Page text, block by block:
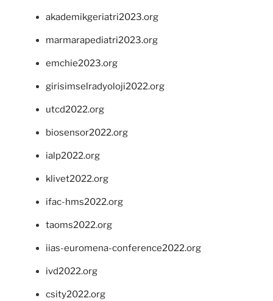
akademikgeriatri2023.org
marmarapediatri2023.org
emchie2023.org
girisimselradyoloji2022.org
utcd2022.org
biosensor2022.org
ialp2022.org
klivet2022.org
ifac-hms2022.org
taoms2022.org
iias-euromena-conference2022.org
ivd2022.org
csity2022.org